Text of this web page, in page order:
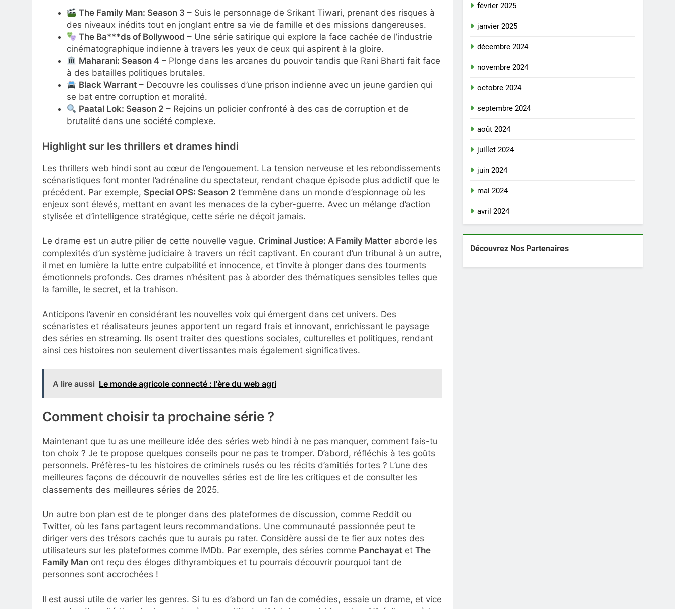
The Family Man: Season 3 – Suis le personnage de Srikant Tiwari, prenant des risques à
des niveaux inédits tout en jonglant entre sa vie de famille et des missions dangereuses.
The Ba***ds of Bollywood – Une série satirique qui explore la face cachée de l’industrie
cinématographique indienne à travers les yeux de ceux qui aspirent à la gloire.
Maharani: Season 4– Plonge dans les arcanes du pouvoir tandis que Rani Bharti fait face
à des batailles politiques brutales.
Black Warrant– Decouvre les coulisses d’une prison indienne avec un jeune gardien qui
se bat entre corruption et moralité.
Paatal Lok: Season 2 – Rejoins un policier confronté à des cas de corruption et de
brutalité dans une société complexe.
Highlight sur les thrillers et drames hindi
Les thrillers web hindi sont au cœur de l’engouement. La tension nerveuse et les rebondissements
scénaristiques font monter l’adrénaline du spectateur, rendant chaque épisode plus addictif que le
précédent. Par exemple, Special OPS: Season 2 t’emmène dans un monde d’espionnage où les
enjeux sont élevés, mettant en avant les menaces de la cyber-guerre. Avec un mélange d’action
stylisée et d’intelligence stratégique, cette série ne déçoit jamais.
Le drame est un autre pilier de cette nouvelle vague. Criminal Justice: A Family Matter aborde les
complexités d’un système judiciaire à travers un récit captivant. En courant d’un tribunal à un autre,
il met en lumière la lutte entre culpabilité et innocence, et t’invite à plonger dans des tourments
émotionnels profonds. Ces drames n’hésitent pas à aborder des thématiques sensibles telles que
la famille, le secret, et la trahison.
Anticipons l’avenir en considérant les nouvelles voix qui émergent dans cet univers. Des
scénaristes et réalisateurs jeunes apportent un regard frais et innovant, enrichissant le paysage
des séries en streaming. Ils osent traiter des questions sociales, culturelles et politiques, rendant
ainsi ces histoires non seulement divertissantes mais également significatives.
A lire aussi Le monde agricole connecté : l'ère du web agri
Comment choisir ta prochaine série ?
Maintenant que tu as une meilleure idée des séries web hindi à ne pas manquer, comment fais-tu
ton choix ? Je te propose quelques conseils pour ne pas te tromper. D’abord, réfléchis à tes goûts
personnels. Préfères-tu les histoires de criminels rusés ou les récits d’amitiés fortes ? L’une des
meilleures façons de découvrir de nouvelles séries est de lire les critiques et de consulter les
classements des meilleures séries de 2025.
Un autre bon plan est de te plonger dans des plateformes de discussion, comme Reddit ou
Twitter, où les fans partagent leurs recommandations. Une communauté passionnée peut te
diriger vers des trésors cachés que tu aurais pu rater. Considère aussi de te fier aux notes des
utilisateurs sur les plateformes comme IMDb. Par exemple, des séries comme Panchayat et The
Family Man ont reçu des éloges dithyrambiques et tu pourrais découvrir pourquoi tant de
personnes sont accrochées !
Il est aussi utile de varier les genres. Si tu es d’abord un fan de comédies, essaie un drame, et vice
février 2025
janvier 2025
décembre 2024
novembre 2024
octobre 2024
septembre 2024
août 2024
juillet 2024
juin 2024
mai 2024
avril 2024
Découvrez Nos Partenaires